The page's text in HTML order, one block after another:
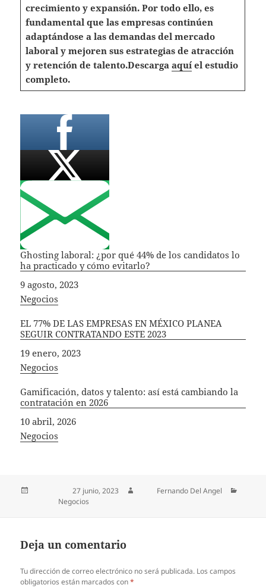
crecimiento y expansión. Por todo ello, es
fundamental que las empresas continúen
adaptándose a las demandas del mercado
laboral y mejoren sus estrategias de atracción
y retención de talento.Descarga aquíel estudio
completo.
Ghosting laboral: ¿por qué 44% de los candidatos lo
ha practicado y cómo evitarlo?
Fecha
9 agosto, 2023
In relation to
Negocios
EL 77% DE LAS EMPRESAS EN MÉXICO PLANEA
SEGUIR CONTRATANDO ESTE 2023
Fecha
19 enero, 2023
In relation to
Negocios
Gamificación, datos y talento: así está cambiando la
contratación en 2026
Fecha
10 abril, 2026
In relation to
Negocios
Publicado el27 junio, 2023
Fernando Del Angel
Negocios
Deja un comentario
Tu dirección de correo electrónico no será publicada. Los campos
obligatorios están marcados con*